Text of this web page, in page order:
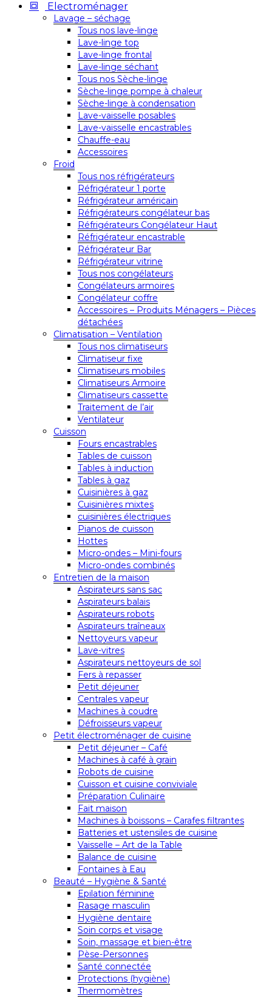
Electroménager
Lavage – séchage
Tous nos lave-linge
Lave-linge top
Lave-linge frontal
Lave-linge séchant
Tous nos Sèche-linge
Sèche-linge pompe à chaleur
Sèche-linge à condensation
Lave-vaisselle posables
Lave-vaisselle encastrables
Chauffe-eau
Accessoires
Froid
Tous nos réfrigérateurs
Réfrigérateur 1 porte
Réfrigérateur américain
Réfrigérateurs congélateur bas
Réfrigérateurs Congélateur Haut
Réfrigérateur encastrable
Réfrigérateur Bar
Réfrigérateur vitrine
Tous nos congélateurs
Congélateurs armoires
Congélateur coffre
Accessoires – Produits Ménagers – Pièces
détachées
Climatisation – Ventilation
Tous nos climatiseurs
Climatiseur fixe
Climatiseurs mobiles
Climatiseurs Armoire
Climatiseurs cassette
Traitement de l’air
Ventilateur
Cuisson
Fours encastrables
Tables de cuisson
Tables à induction
Tables à gaz
Cuisinières à gaz
Cuisinières mixtes
cuisinières électriques
Pianos de cuisson
Hottes
Micro-ondes – Mini-fours
Micro-ondes combinés
Entretien de la maison
Aspirateurs sans sac
Aspirateurs balais
Aspirateurs robots
Aspirateurs traîneaux
Nettoyeurs vapeur
Lave-vitres
Aspirateurs nettoyeurs de sol
Fers à repasser
Petit déjeuner
Centrales vapeur
Machines à coudre
Défroisseurs vapeur
Petit électroménager de cuisine
Petit déjeuner – Café
Machines à café à grain
Robots de cuisine
Cuisson et cuisine conviviale
Préparation Culinaire
Fait maison
Machines à boissons – Carafes filtrantes
Batteries et ustensiles de cuisine
Vaisselle – Art de la Table
Balance de cuisine
Fontaines à Eau
Beauté – Hygiène & Santé
Epilation féminine
Rasage masculin
Hygiène dentaire
Soin corps et visage
Soin, massage et bien-être
Pèse-Personnes
Santé connectée
Protections (hygiène)
Thermomètres